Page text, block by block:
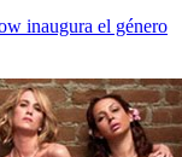
inaugura el género